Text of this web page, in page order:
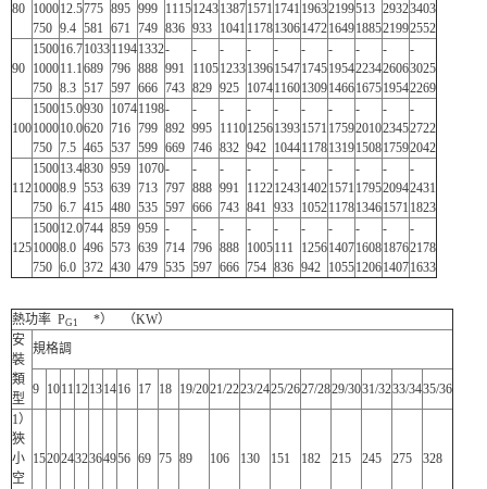
80 1000
750
12.5
9.4
775
581
895
671
999
749
1115
836
1243
933
1387
1041
1571
1178
1741
1306
1963
1472
2199
1649
513
1885
2932
2199
3403
2552
90
1500
1000
750
16.7
11.1
8.3
1033
689
517
1194
796
597
1332
888
666
-
991
743
-
1105
829
-
1233
925
-
1396
1074
-
1547
1160
-
1745
1309
-
1954
1466
-
2234
1675
-
2606
1954
-
3025
2269
100
1500
1000
750
15.0
10.0
7.5
930
620
465
1074
716
537
1198
799
599
-
892
669
-
995
746
-
1110
832
-
1256
942
-
1393
1044
-
1571
1178
-
1759
1319
-
2010
1508
-
2345
1759
-
2722
2042
112
1500
1000
750
13.4
8.9
6.7
830
553
415
959
639
480
1070
713
535
-
797
597
-
888
666
-
991
743
-
1122
841
-
1243
933
-
1402
1052
-
1571
1178
-
1795
1346
-
2094
1571
-
2431
1823
125
1500
1000
750
12.0
8.0
6.0
744
496
372
859
573
430
959
639
479
-
714
535
-
796
597
-
888
666
-
1005
754
-
111
836
-
1256
942
-
1407
1055
-
1608
1206
-
1876
1407
-
2178
1633
熱功率 PG1 *） （KW）
安
裝
類
型
規格調
9 1011 12131416 17 18 19/2021/2223/2425/2627/2829/3031/3233/3435/36
1）
狹
小
空
15202432364956 69 75 89 106 130 151 182 215 245 275 328